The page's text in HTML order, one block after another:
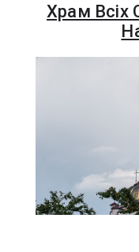
Храм Всіх